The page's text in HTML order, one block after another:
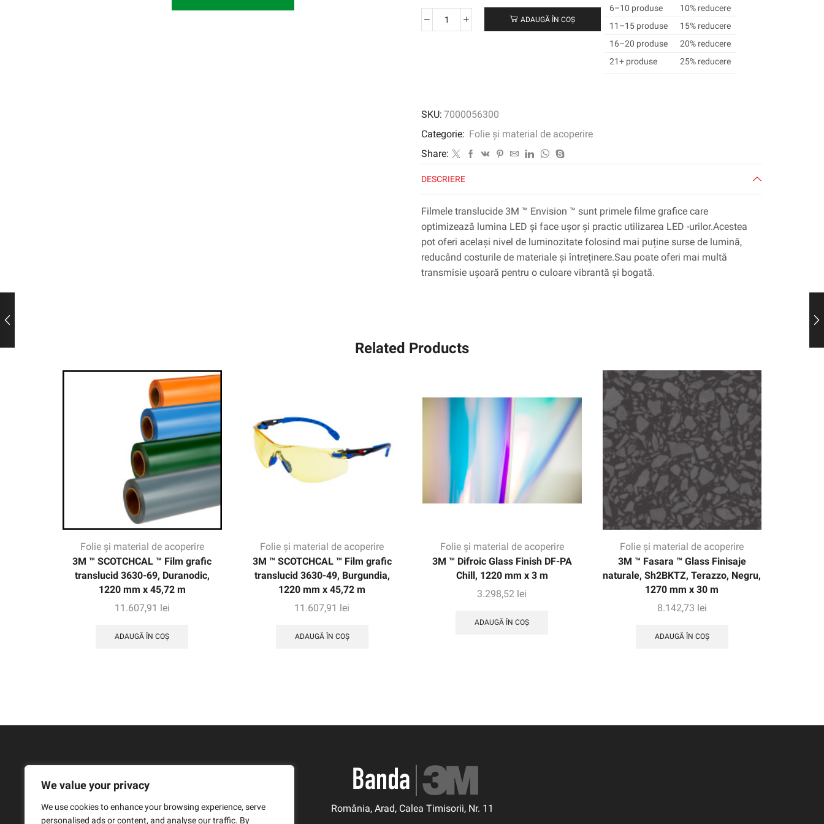
We value your privacy
We use cookies to enhance your browsing experience, serve
personalised ads or content, and analyse our traffic. By
Cantitate
translucid
3730-
VIVID
GREEN,
x
45,72
m
ADAUGĂ ÎN COȘ
6–10 produse
10% reducere
11–15 produse
15% reducere
16–20 produse
20% reducere
21+ produse
25% reducere
SKU: 7000056300
Categorie: Folie și material de acoperire
Share:
DESCRIERE
Filmele translucide 3M ™ Envision ™ sunt primele filme grafice care
optimizează lumina LED și face ușor și practic utilizarea LED -urilor.Acestea
pot oferi același nivel de luminozitate folosind mai puține surse de lumină,
reducând costurile de materiale și întreținere.Sau poate oferi mai multă
transmisie ușoară pentru o culoare vibrantă și bogată.
Related Products
Folie și material de acoperire
3M ™ SCOTCHCAL ™ Film grafic
translucid 3630-69, Duranodic,
1220 mm x 45,72 m
11.607,91 lei
ADAUGĂ ÎN COȘ
Folie și material de acoperire
3M ™ SCOTCHCAL ™ Film grafic
translucid 3630-49, Burgundia,
1220 mm x 45,72 m
11.607,91 lei
ADAUGĂ ÎN COȘ
Folie și material de acoperire
3M ™ Difroic Glass Finish DF-PA
Chill, 1220 mm x 3 m
3.298,52 lei
ADAUGĂ ÎN COȘ
Folie și material de acoperire
3M ™ Fasara ™ Glass Finisaje
naturale, Sh2BKTZ, Terazzo, Negru,
1270 mm x 30 m
8.142,73 lei
ADAUGĂ ÎN COȘ
România, Arad, Calea Timisorii, Nr. 11